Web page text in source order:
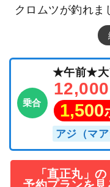
クロムツが釣れま
乗合
★午前★大
12,000
1,500
アジ（マア
「直正丸」の